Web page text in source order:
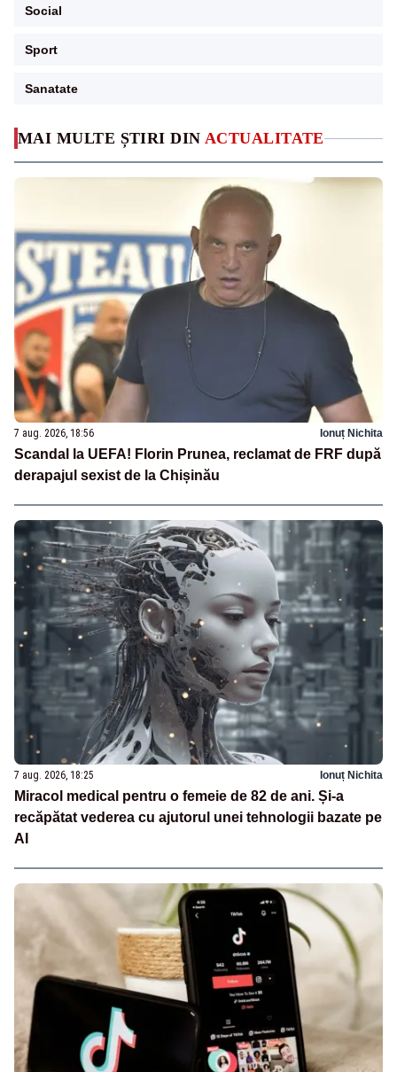
MAI MULTE ȘTIRI DIN ACTUALITATE
7 aug. 2026, 18:56 Ionuț Nichita
Scandal la UEFA! Florin Prunea, reclamat de FRF după
derapajul sexist de la Chișinău
7 aug. 2026, 18:25 Ionuț Nichita
Miracol medical pentru o femeie de 82 de ani. Și-a
recăpătat vederea cu ajutorul unei tehnologii bazate pe
AI
Social
Sport
Sanatate